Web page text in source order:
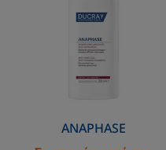
τριχόπτωσης
και
της
αραίωσης
ANAPHASE